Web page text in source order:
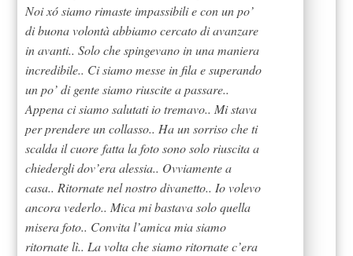
Noi xó siamo rimaste impassibili e con un po’
di buona volontà abbiamo cercato di avanzare
in avanti.. Solo che spingevano in una maniera
incredibile.. Ci siamo messe in fila e superando
un po’ di gente siamo riuscite a passare..
Appena ci siamo salutati io tremavo.. Mi stava
per prendere un collasso.. Ha un sorriso che ti
scalda il cuore fatta la foto sono solo riuscita a
chiedergli dov’era alessia.. Ovviamente a
casa.. Ritornate nel nostro divanetto.. Io volevo
ancora vederlo.. Mica mi bastava solo quella
misera foto.. Convita l’amica mia siamo
ritornate lì.. La volta che siamo ritornate c’era